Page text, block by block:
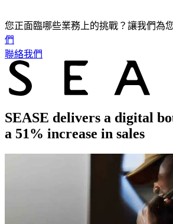
您正面臨哪些業務上的挑戰？讓我們為
們
聯絡我們
SEASE delivers a digital
a 51% increase in sales